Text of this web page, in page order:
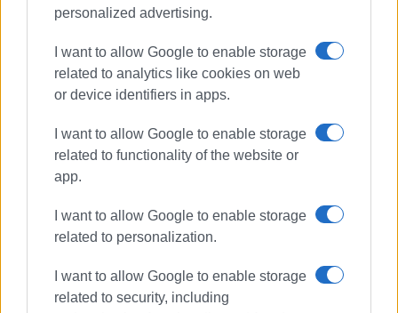
personalized advertising.
I want to allow Google to enable storage
related to analytics like cookies on web
or device identifiers in apps.
I want to allow Google to enable storage
related to functionality of the website or
app.
I want to allow Google to enable storage
related to personalization.
I want to allow Google to enable storage
related to security, including